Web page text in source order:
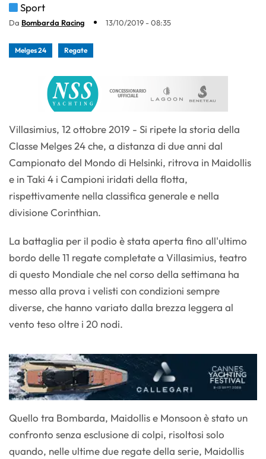
Sport
Da Bombarda Racing 13/10/2019 - 08:35
Melges 24 Regate
Villasimius, 12 ottobre 2019 - Si ripete la storia della
Classe Melges 24 che, a distanza di due anni dal
Campionato del Mondo di Helsinki, ritrova in Maidollis
e in Taki 4 i Campioni iridati della flotta,
rispettivamente nella classifica generale e nella
divisione Corinthian.
La battaglia per il podio è stata aperta fino all'ultimo
bordo delle 11 regate completate a Villasimius, teatro
di questo Mondiale che nel corso della settimana ha
messo alla prova i velisti con condizioni sempre
diverse, che hanno variato dalla brezza leggera al
vento teso oltre i 20 nodi.
Quello tra Bombarda, Maidollis e Monsoon è stato un
confronto senza esclusione di colpi, risoltosi solo
quando, nelle ultime due regate della serie, Maidollis